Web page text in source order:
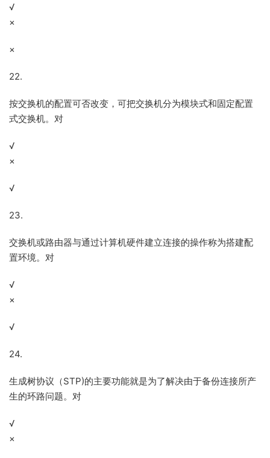
√
×
×
22.
按交换机的配置可否改变，可把交换机分为模块式和固定配置
式交换机。对
√
×
√
23.
交换机或路由器与通过计算机硬件建立连接的操作称为搭建配
置环境。对
√
×
√
24.
生成树协议（STP)的主要功能就是为了解决由于备份连接所产
生的环路问题。对
√
×